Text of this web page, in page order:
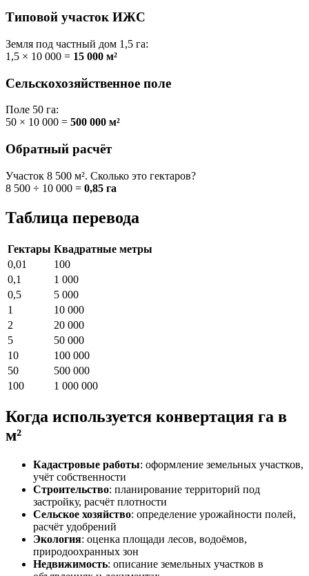
Типовой участок ИЖС
Земля под частный дом 1,5 га:
1,5 × 10 000 = 15 000 м²
Сельскохозяйственное поле
Поле 50 га:
50 × 10 000 = 500 000 м²
Обратный расчёт
Участок 8 500 м². Сколько это гектаров?
8 500 ÷ 10 000 = 0,85 га
Таблица перевода
Гектары Квадратные метры
0,01
100
0,1
1 000
0,5
5 000
1
10 000
2
20 000
5
50 000
10
100 000
50
500 000
100
1 000 000
Когда используется конвертация га в
м²
Кадастровые работы: оформление земельных участков,
учёт собственности
Строительство: планирование территорий под
застройку, расчёт плотности
Сельское хозяйство: определение урожайности полей,
расчёт удобрений
Экология: оценка площади лесов, водоёмов,
природоохранных зон
Недвижимость: описание земельных участков в